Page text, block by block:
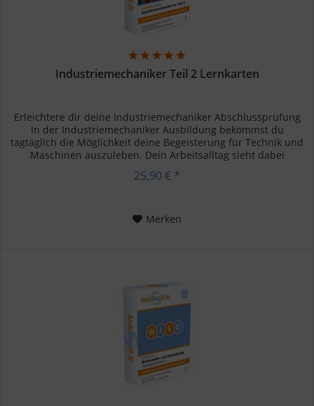
Industriemechaniker Teil 2 Lernkarten
Erleichtere dir deine Industriemechaniker Abschlussprüfung
In der Industriemechaniker Ausbildung bekommst du
tagtäglich die Möglichkeit deine Begeisterung für Technik und
Maschinen auszuleben. Dein Arbeitsalltag sieht dabei
folgende...
25,90 € *
Merken